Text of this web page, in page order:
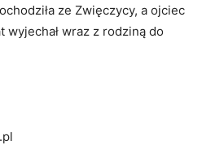
ze Zwięczycy, a ojciec
wyjechał wraz z rodziną do